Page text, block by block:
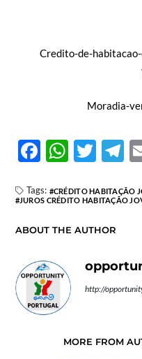
Credito-de-
Moradia-
F
e
o
o
k
W
at
A
p
T
itt
T
e
m
Tags: CRÉDITO HABITAÇÃO
JUROS CRÉDITO HABITAÇÃO
ABOUT THE AUTHOR
http://
MORE FROM